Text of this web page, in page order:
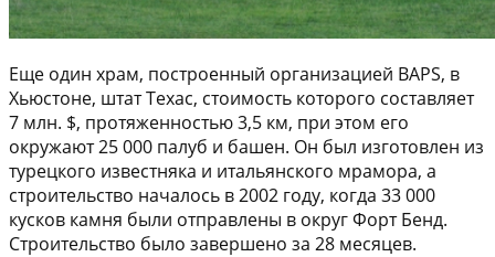
Еще один храм, построенный организацией BAPS, в
Хьюстоне, штат Техас, стоимость которого составляет
7 млн. $, протяженностью 3,5 км, при этом его
окружают 25 000 палуб и башен. Он был изготовлен из
турецкого известняка и итальянского мрамора, а
строительство началось в 2002 году, когда 33 000
кусков камня были отправлены в округ Форт Бенд.
Строительство было завершено за 28 месяцев.